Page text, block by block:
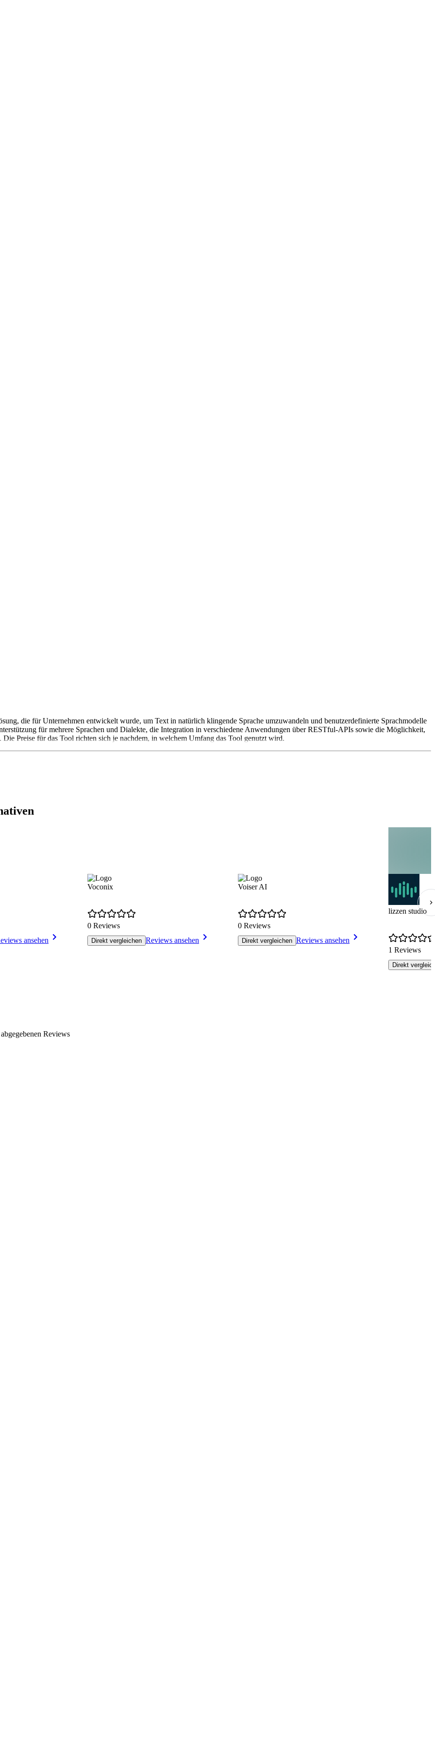
die für Unternehmen entwickelt wurde, um Text in natürlich klingende Sprache umzuwandeln und benutzerdefinierte Sprachmodelle
für mehrere Sprachen und Dialekte, die Integration in verschiedene Anwendungen über RESTful-APIs sowie die Möglichkeit,
Die Preise für das Tool richten sich je nachdem, in welchem Umfang das Tool genutzt wird.
ansehen
Voconix
0 Reviews
Direkt vergleichen Reviews ansehen
Voiser AI
0 Reviews
Direkt vergleichen Reviews ansehen
lizzen studio
1 Reviews
Direkt
Reviews